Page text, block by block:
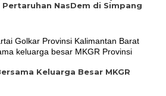
NasDem di Simpang
Keluarga Besar MKGR